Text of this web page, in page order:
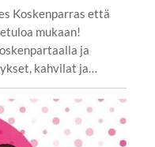
Koskenparras että
mukaan!
ja
kahvilat ja…